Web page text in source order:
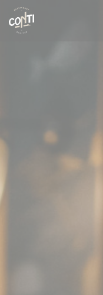
クッキー利用の管理について